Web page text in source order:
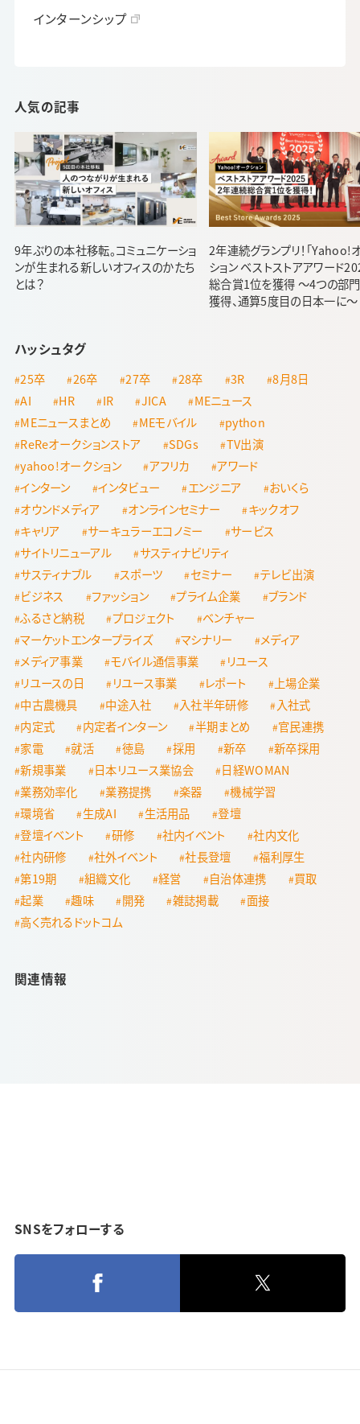
インターンシップ
人気の記事
9年ぶりの本社移転。コミュニケーショ
ンが生まれる新しいオフィスのかたち
とは？
2年連続グランプリ！「Yahoo!
ション ベストストアアワード
総合賞1位を獲得 ～4つの部
獲得、通算5度目の日本一に～
ハッシュタグ
25卒 26卒 27卒 28卒 3R
8月8日
AI
HR IR JICA
MEニュース
MEニュースまとめ
MEモバイル
python
ReReオークションストア
SDGs
TV出演
yahoo!オークション
アフリカ
アワード
インターン
インタビュー エンジニア
おいくら
オウンドメディア
オンラインセミナー
キックオフ
キャリア
サーキュラーエコノミー
サービス
サイトリニューアル
サスティナビリティ
サスティナブル
スポーツ セミナー
テレビ出演
ビジネス
ファッション プライム企業
ブランド
ふるさと納税
プロジェクト
ベンチャー
マーケットエンタープライズ
マシナリー
メディア
メディア事業
モバイル通信事業
リユース
リユースの日
リユース事業 レポート
上場企業
中古農機具
中途入社 入社半年研修
入社式
内定式
内定者インターン 半期まとめ
官民連携
家電
就活 徳島 採用 新卒
新卒採用
新規事業
日本リユース業協会
日経WOMAN
業務効率化
業務提携 楽器
機械学習
環境省
生成AI 生活用品
登壇
登壇イベント
研修 社内イベント
社内文化
社内研修
社外イベント 社長登壇
福利厚生
第19期
組織文化 経営 自治体連携
買取
起業
趣味 開発 雑誌掲載
面接
高く売れるドットコム
関連情報
SNSをフォローする